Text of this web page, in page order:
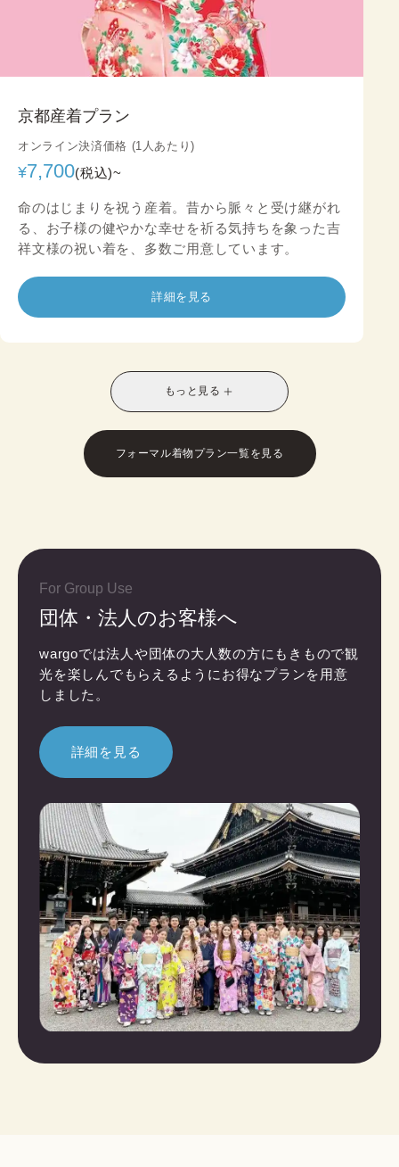
京都産着プラン
オンライン決済価格 (1人あたり)
¥7,700(税込)~
命のはじまりを祝う産着。昔から脈々と受け継がれ
る、お子様の健やかな幸せを祈る気持ちを象った吉
祥文様の祝い着を、多数ご用意しています。
詳細を見る
もっと見る
フォーマル着物プラン一覧を見る
For Group Use
団体・法人のお客様へ
wargoでは法人や団体の大人数の方にもきもので観
光を楽しんでもらえるようにお得なプランを用意
しました。
詳細を見る